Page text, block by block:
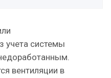
учета системы
вентиляции в